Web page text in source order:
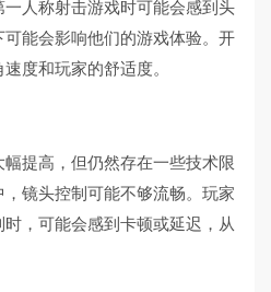
人称射击游戏时可能会感到头
能会影响他们的游戏体验。开
度和玩家的舒适度。
提高，但仍然存在一些技术限
镜头控制可能不够流畅。玩家
，可能会感到卡顿或延迟，从